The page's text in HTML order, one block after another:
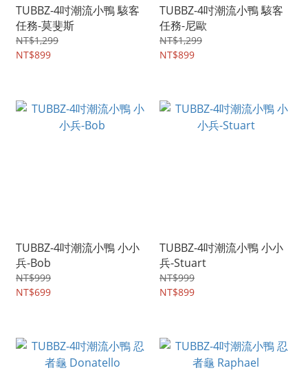
TUBBZ-4吋潮流小鴨 駭客
任務-莫斐斯
NT$1,299
NT$899
TUBBZ-4吋潮流小鴨 駭客
任務-尼歐
NT$1,299
NT$899
TUBBZ-4吋潮流小鴨 小小
兵-Bob
NT$999
NT$699
TUBBZ-4吋潮流小鴨 小小
兵-Stuart
NT$999
NT$899